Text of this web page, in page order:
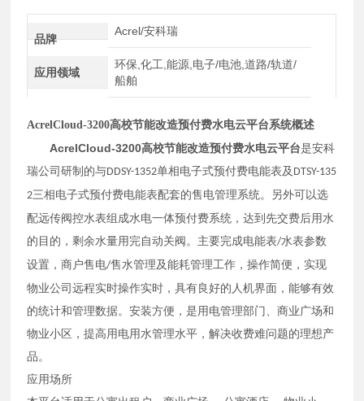
品牌
Acrel/安科瑞
应用领域
环保,化工,能源,电子/电池,道路/轨道/
船舶
AcrelCloud-3200高校节能改造预付费水电云平台系统概述
AcrelCloud-3200高校节能改造预付费水电云平台是安科
瑞公司研制的与DDSY-1352单相电子式预付费电能表及 DTSY-135
2三相电子式预付费电能表配套的售电管理系统。另外可以选
配远传阀控水表组成水电一体预付费系统，达到先交费后用水
的目的，剩余水量用完自动关阀。主要完成电能表/水表参数
设置，商户售电/售水管理及能耗管理工作，操作简便，实现
物业公司远程实时操作实时，具有良好的人机界面，能够有效
的统计和管理数据。安装方便，是用电管理部门、商业广场和
物业小区，提高用电用水管理水平，解决收费难问题的理想产
品。
应用场所